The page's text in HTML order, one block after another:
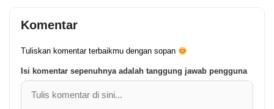
Komentar
Tuliskan komentar terbaikmu dengan sopan
Isi komentar sepenuhnya adalah tanggung jawab pengguna